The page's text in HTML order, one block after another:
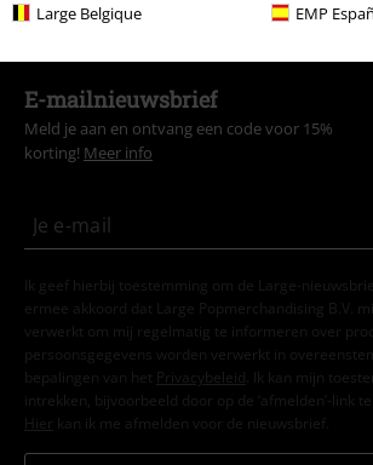
Large Belgique EMP
E-mailnieuwsbrief
Meld je aan en ontvang een code voor 15%
korting! Meer info
Ik geef hierbij toestemming om de Large-
ermee akkoord dat Large Popmerchandising B.V.
verwerkt om mij regelmatig te informeren over
persoonsgegevens worden verwerkt in
bepalingen van het
Privacybeleid . Ik kan mijn
intrekken, bijvoorbeeld door op de ‘afmelden’-link te
Hier kan ik me afmelden voor de nieuwsbrief.